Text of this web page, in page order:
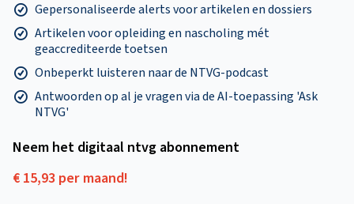
Gepersonaliseerde alerts voor artikelen en dossiers
Artikelen voor opleiding en nascholing mét
geaccrediteerde toetsen
Onbeperkt luisteren naar de NTVG-podcast
Antwoorden op al je vragen via de AI-toepassing 'Ask
NTVG'
Neem het digitaal ntvg abonnement
€ 15,93 per maand!